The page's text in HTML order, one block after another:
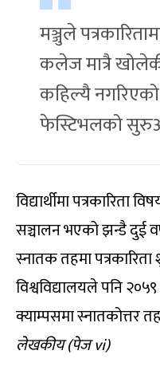
मञ्जुले
कलेज मात्रै
कहिल्यै
फेस्टिभलको
विद्यार्थीमा
सञ्चालन भएको झन्डै दुई
स्नातक तहमा
विश्वविद्यालयले पनि
क्याम्पसमा स्नातकोत्तर
लेखकीय (पेज vi)